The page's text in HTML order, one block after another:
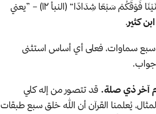
. و: ”وَبَنَيْنَا فَوْقَكُمْ سَبْعًا شِدَادًا“ (النبأ ١٢) – ”يعني
ابن كثير.
سبع سماوات، فعلى أي أساس استثنى
جواب.
قد تتصور من إله كلي
يُعلمنا القرآن أن الله خلق سبع طبقات